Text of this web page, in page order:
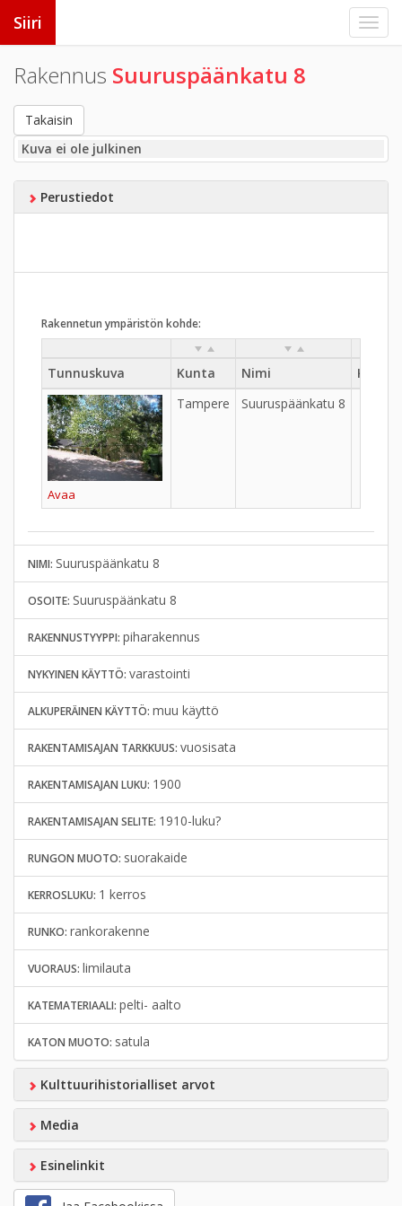
Siiri
Rakennus Suuruspäänkatu 8
Takaisin
Kuva ei ole julkinen
Perustiedot
Rakennetun ympäristön kohde:
Tunnuskuva Kunta Nimi Kylä
Avaa
Tampere Suuruspäänkatu 8
NIMI: Suuruspäänkatu 8
OSOITE: Suuruspäänkatu 8
RAKENNUSTYYPPI: piharakennus
NYKYINEN KÄYTTÖ: varastointi
ALKUPERÄINEN KÄYTTÖ: muu käyttö
RAKENTAMISAJAN TARKKUUS: vuosisata
RAKENTAMISAJAN LUKU: 1900
RAKENTAMISAJAN SELITE: 1910-luku?
RUNGON MUOTO: suorakaide
KERROSLUKU: 1 kerros
RUNKO: rankorakenne
VUORAUS: limilauta
KATEMATERIAALI: pelti- aalto
KATON MUOTO: satula
Kulttuurihistorialliset arvot
Media
Esinelinkit